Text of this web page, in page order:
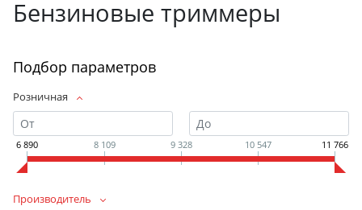
Бензиновые триммеры
Подбор параметров
Розничная
6 890 8 109 9 328 10 547 11 766
Производитель